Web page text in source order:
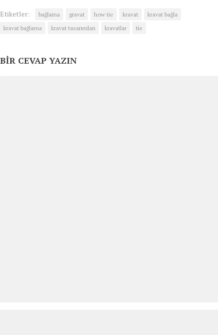
Etiketler: bağlama gravat how tie kravat
kravat bağla
kravat bağlama
kravat tasarımları kravatlar tie
BIR CEVAP YAZIN